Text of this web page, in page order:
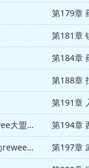
第179章
第181章
第184章
第191章
第193章 你不会死！（第三更，为rewee大盟加更4/12）
第194章
第196章 我去杀雷千绝！（第三更，为rewee大盟加更5/12）